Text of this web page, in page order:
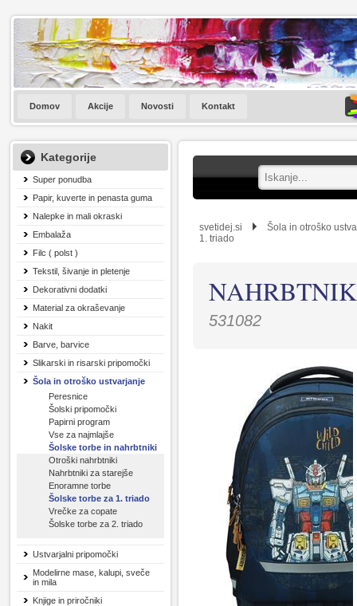
Domov Akcije Novosti Kontakt
Kategorije
Super ponudba
Papir, kuverte in penasta guma
Nalepke in mali okraski
Embalaža
Filc ( polst )
Tekstil, šivanje in pletenje
Dekorativni dodatki
Material za okraševanje
Nakit
Barve, barvice
Slikarski in risarski pripomočki
Šola in otroško ustvarjanje
Peresnice
Šolski pripomočki
Papirni program
Vse za najmlajše
Šolske torbe in nahrbtniki
Otroški nahrbtniki
Nahrbtniki za starejše
Enoramne torbe
Šolske torbe za 1. triado
Vrečke za copate
Šolske torbe za 2. triado
Ustvarjalni pripomočki
Modelirne mase, kalupi, sveče
in mila
Knjige in priročniki
svetidej.si
Šola in otroško
1. triado
531082